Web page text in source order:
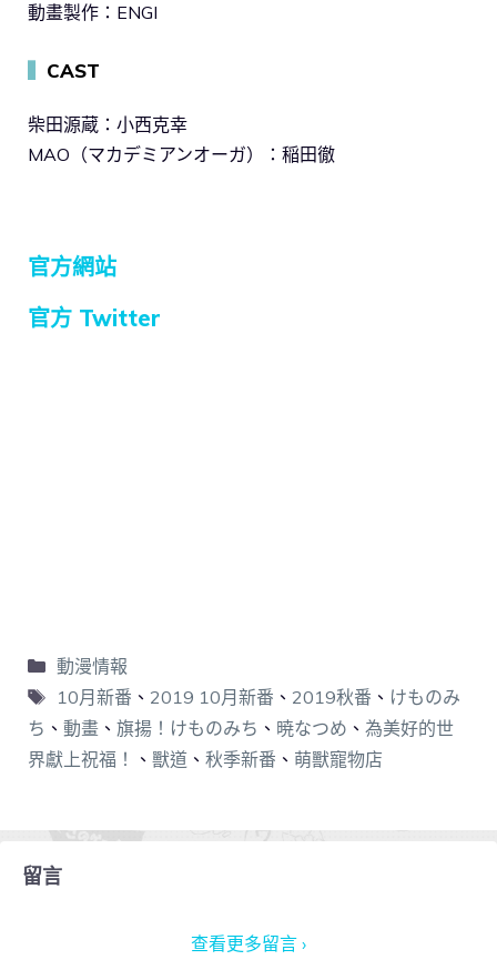
動畫製作：ENGI
CAST
柴田源蔵：小西克幸
MAO（マカデミアンオーガ）：稲田徹
官方網站
官方 Twitter
動漫情報
10月新番 、 2019 10月新番 、 2019秋番 、 けものみ
ち 、 動畫 、 旗揚！けものみち 、 暁なつめ 、 為美好的世
界獻上祝福！
、 獸道 、 秋季新番 、 萌獸寵物店
留言
查看更多留言 ›